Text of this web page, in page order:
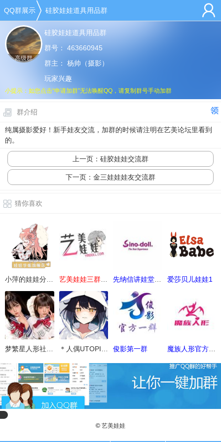
QQ群展示 硅胶娃娃道具用品群
高级群
硅胶娃娃道具用品群
群号： 463660945
群主： 杨帅（摄影）
玩家兴趣
小提示：如您点击“申请加群”无法唤醒QQ，请复制群号手动加群
群介绍
纯属摄影爱好！新手娃友交流，加群的时候请注明在艺美论坛里看到
的。
上一页：硅胶娃娃交流群
下一页：金三娃娃娃友交流群
猜你喜欢
艺美娃娃三群（不禁商） 爱莎贝儿娃娃1
俊影第一群 魔族人形官方群4.0
© 艺美娃娃